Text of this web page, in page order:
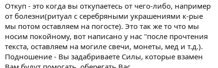
Откуп - это когда вы откупаетесь от чего-либо, например
от болезни(ритуал с серебряными украшениями к-рые
мы потом оставляем на погосте). Это так же то что мы
носим покойному, вот написано у нас "после прочтения
текста, оставляем на могиле свечи, монеты, мед и т.д.).
Подношение - Вы задабриваете Силы, которые взамен